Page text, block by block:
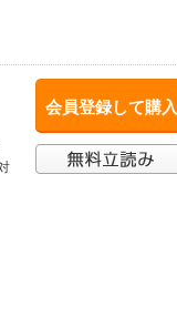
会員登録して購入